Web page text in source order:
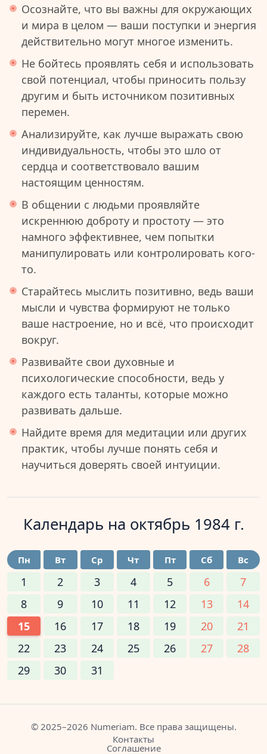
Осознайте, что вы важны для окружающих
и мира в целом — ваши поступки и энергия
действительно могут многое изменить.
Не бойтесь проявлять себя и использовать
свой потенциал, чтобы приносить пользу
другим и быть источником позитивных
перемен.
Анализируйте, как лучше выражать свою
индивидуальность, чтобы это шло от
сердца и соответствовало вашим
настоящим ценностям.
В общении с людьми проявляйте
искреннюю доброту и простоту — это
намного эффективнее, чем попытки
манипулировать или контролировать кого-
то.
Старайтесь мыслить позитивно, ведь ваши
мысли и чувства формируют не только
ваше настроение, но и всё, что происходит
вокруг.
Развивайте свои духовные и
психологические способности, ведь у
каждого есть таланты, которые можно
развивать дальше.
Найдите время для медитации или других
практик, чтобы лучше понять себя и
научиться доверять своей интуиции.
Календарь на октябрь 1984 г.
Пн Вт Ср Чт Пт Сб Вс
1 2 3 4 5 6
7
8
9 10 11 12 13
14
15
16 17 18 19 20
21
22
23 24 25 26 27
28
29
30 31
© 2025–2026 Numeriam. Все права защищены.
Контакты
Соглашение